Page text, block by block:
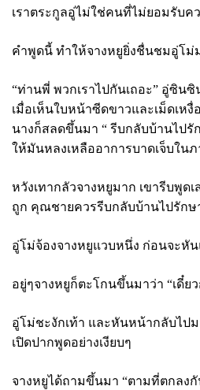
เราตระกูลอู่ไม่ใช่คนที่ไม่ยอมรับค
คำพูดนี้ ทำให้จางหยูยิ่งชื่นชมอู่โม่
“ท่านพี่ พวกเราไปกันเถอะ” อู่ซิน
เมื่อเห็นใบหน้าซีดขาวและเม็ดเห
นางก็สลดขึ้นมา “ รีบกลับบ้านไปรั
ให้มันหลงเหลืออาการบาดเจ็บในภ
หวังเทากลัวจางหยูมาก เขารีบพู
ถูก คุณชายควรรีบกลับบ้านไปรักษ
อู่โม่จ้องจางหยูแวบหนึ่ง ก่อนจะหัน
อยู่ๆจางหยูก็ตะโกนขึ้นมาว่า “เดี๋ย
อู่โม่ชะงักเท้า และหันหน้ากลับไปม
เปิดปากพูดอย่างเงียบๆ
จางหยูได้ถามขึ้นมา “ตามที่ตกลง